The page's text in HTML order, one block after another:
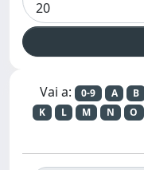
Vai a: 0-9 A B
K
L M N O